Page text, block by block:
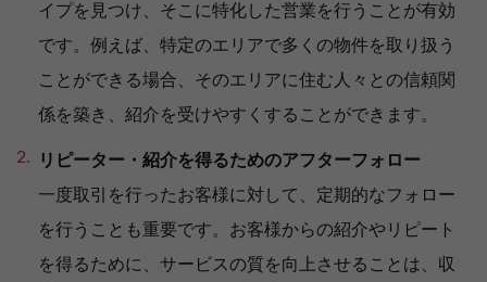
イプを見つけ、そこに特化した営業を行うことが有効
です。例えば、特定のエリアで多くの物件を取り扱う
ことができる場合、そのエリアに住む人々との信頼関
係を築き、紹介を受けやすくすることができます。
リピーター・紹介を得るためのアフターフォロー
一度取引を行ったお客様に対して、定期的なフォロー
を行うことも重要です。お客様からの紹介やリピート
を得るために、サービスの質を向上させることは、収